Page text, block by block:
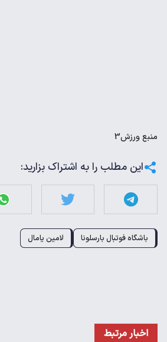
منبعورزش3
این مطلب را به اشتراک بزارید:
باشگاه فوتبال بارسلونا لامین یامال
اخبار مرتبط